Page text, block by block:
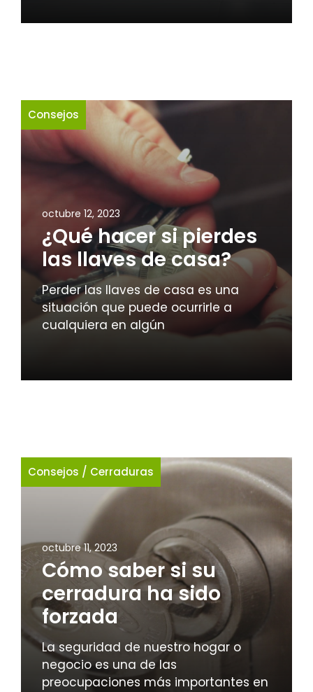
Consejos
octubre 12, 2023
¿Qué hacer si pierdes
las llaves de casa?
Perder las llaves de casa es una
situación que puede ocurrirle a
cualquiera en algún
Consejos / Cerraduras
octubre 11, 2023
Cómo saber si su
cerradura ha sido
forzada
La seguridad de nuestro hogar o
negocio es una de las
preocupaciones más importantes en